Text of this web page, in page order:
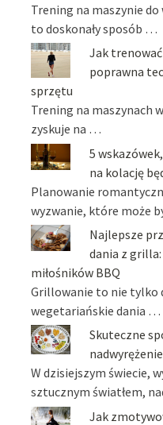
Trening na maszynie
to doskonały sposób …
Jak trenować
poprawna
sprzętu
Trening na maszynach
zyskuje na …
5
na kolację
Planowanie
wyzwanie, które może
Najlepsze
dania z
miłośników BBQ
Grillowanie to nie tylko
wegetariańskie dania …
Skuteczne
W dzisiejszym świecie,
sztucznym światłem,
Jak